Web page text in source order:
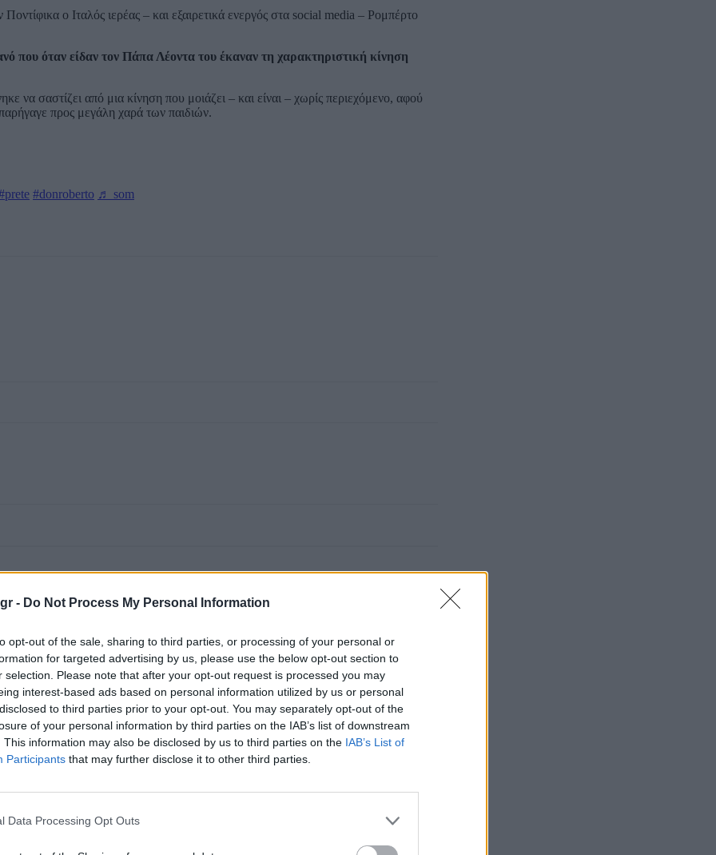
- Do Not Process My Personal Information
opt-out of the sale, sharing to third parties, or processing of your personal or
for targeted advertising by us, please use the below opt-out section to
selection. Please note that after your opt-out request is processed you may
interest-based ads based on personal information utilized by us or personal
to third parties prior to your opt-out. You may separately opt-out of the
of your personal information by third parties on the IAB’s list of downstream
This information may also be disclosed by us to third parties on the IAB’s List of
Participants that may further disclose it to other third parties.
Data Processing Opt Outs
ο Ιταλός ιερέας – και εξαιρετικά ενεργός στα social media – Ρομπέρτο
που όταν είδαν τον Πάπα Λέοντα του έκαναν τη χαρακτηριστική κίνηση
να σαστίζει από μια κίνηση που μοιάζει – και είναι – χωρίς περιεχόμενο, αφού
προς μεγάλη χαρά των παιδιών.
#donroberto ♬ som
Viral ο άβολος χορός της